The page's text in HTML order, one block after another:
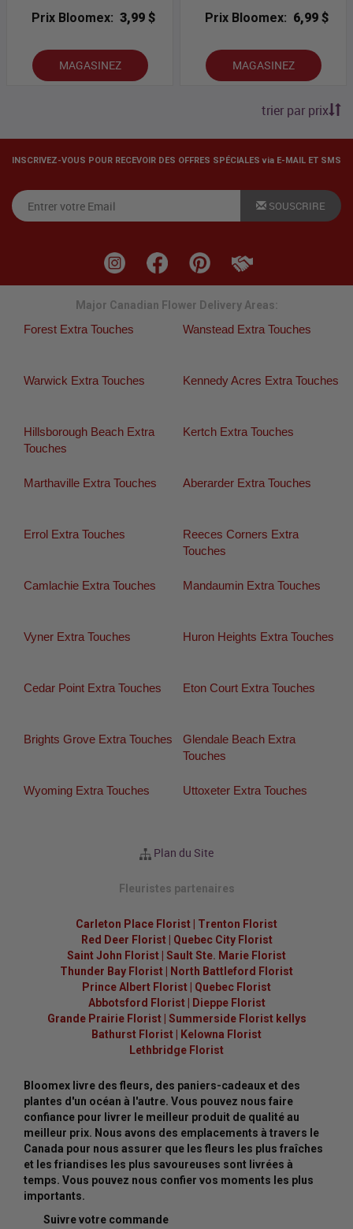
Prix Bloomex: 3,99 $
MAGASINEZ
Prix Bloomex: 6,99 $
MAGASINEZ
trier par prix
INSCRIVEZ-VOUS POUR RECEVOIR DES OFFRES SPÉCIALES via E-MAIL ET SMS
SOUSCRIRE
Major Canadian Flower Delivery Areas:
Forest Extra Touches Wanstead Extra Touches
Warwick Extra Touches Kennedy Acres Extra Touches
Hillsborough Beach Extra
Touches
Kertch Extra Touches
Marthaville Extra Touches Aberarder Extra Touches
Errol Extra Touches
Reeces Corners Extra
Touches
Camlachie Extra Touches Mandaumin Extra Touches
Vyner Extra Touches Huron Heights Extra Touches
Cedar Point Extra Touches Eton Court Extra Touches
Brights Grove Extra Touches
Glendale Beach Extra
Touches
Wyoming Extra Touches Uttoxeter Extra Touches
Plan du Site
Fleuristes partenaires
Carleton Place Florist
Trenton Florist
Red Deer Florist| Quebec City Florist
Saint John Florist Sault Ste. Marie Florist
Thunder Bay Florist
North Battleford Florist
Prince Albert Florist
Quebec Florist
Abbotsford Florist|
Dieppe Florist
Grande Prairie Florist| Summerside Florist kellys
Bathurst Florist
Kelowna Florist
Lethbridge Florist
Bloomex livre des fleurs, des paniers-cadeaux et des
plantes d'un océan à l'autre. Vous pouvez nous faire
confiance pour livrer le meilleur produit de qualité au
meilleur prix. Nous avons des emplacements à travers le
Canada pour nous assurer que les fleurs les plus fraîches
et les friandises les plus savoureuses sont livrées à
temps. Vous pouvez nous confier vos moments les plus
importants.
Suivre votre commande